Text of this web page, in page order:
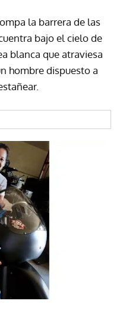
la barrera de las
bajo el cielo de
blanca que atraviesa
hombre dispuesto a